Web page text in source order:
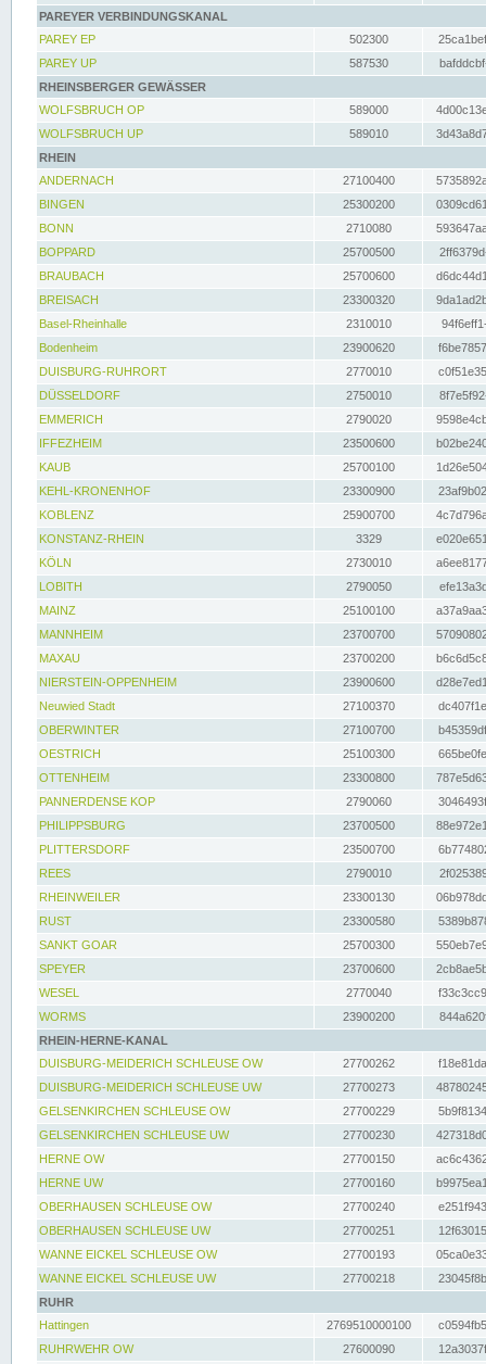
PAREYER VERBINDUNGSKANAL
PAREY EP
502300
PAREY UP
587530
RHEINSBERGER GEWÄSSER
WOLFSBRUCH OP
589000
WOLFSBRUCH UP
589010
RHEIN
ANDERNACH
27100400
BINGEN
25300200
BONN
2710080
BOPPARD
25700500
BRAUBACH
25700600
BREISACH
23300320
Basel-Rheinhalle
2310010
Bodenheim
23900620
DUISBURG-RUHRORT
2770010
DÜSSELDORF
2750010
EMMERICH
2790020
IFFEZHEIM
23500600
KAUB
25700100
KEHL-KRONENHOF
23300900
KOBLENZ
25900700
KONSTANZ-RHEIN
3329
KÖLN
2730010
LOBITH
2790050
MAINZ
25100100
MANNHEIM
23700700
MAXAU
23700200
NIERSTEIN-OPPENHEIM
23900600
Neuwied Stadt
27100370
OBERWINTER
27100700
OESTRICH
25100300
OTTENHEIM
23300800
PANNERDENSE KOP
2790060
PHILIPPSBURG
23700500
PLITTERSDORF
23500700
REES
2790010
RHEINWEILER
23300130
RUST
23300580
SANKT GOAR
25700300
SPEYER
23700600
WESEL
2770040
WORMS
23900200
RHEIN-HERNE-KANAL
DUISBURG-MEIDERICH SCHLEUSE OW
27700262
DUISBURG-MEIDERICH SCHLEUSE UW
27700273
GELSENKIRCHEN SCHLEUSE OW
27700229
GELSENKIRCHEN SCHLEUSE UW
27700230
HERNE OW
27700150
HERNE UW
27700160
OBERHAUSEN SCHLEUSE OW
27700240
OBERHAUSEN SCHLEUSE UW
27700251
WANNE EICKEL SCHLEUSE OW
27700193
WANNE EICKEL SCHLEUSE UW
27700218
RUHR
Hattingen
2769510000100
RUHRWEHR OW
27600090